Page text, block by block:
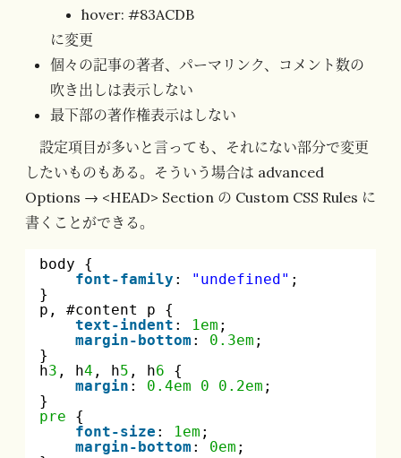
hover: #83ACDB
に変更
個々の記事の著者、パーマリンク、コメント数の
吹き出しは表示しない
最下部の著作権表示はしない
設定項目が多いと言っても、それにない部分で変更
したいものもある。そういう場合は advanced
Options → <HEAD> Section の Custom CSS Rules に
書くことができる。
body {
font-family : "undefined" ;
}
p, #content p {
text-indent : 1em ;
margin-bottom : 0.3em ;
}
h3 , h4 , h5 , h6
{
margin : 0.4em 0 0.2em ;
}
pre
{
font-size : 1em ;
margin-bottom : 0em ;